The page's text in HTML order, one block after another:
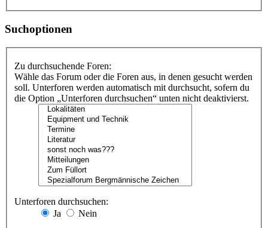
Suchoptionen
Zu durchsuchende Foren:
Wähle das Forum oder die Foren aus, in denen gesucht werden
soll. Unterforen werden automatisch mit durchsucht, sofern du
die Option „Unterforen durchsuchen“ unten nicht deaktivierst.
Unterforen durchsuchen:
Ja
Nein